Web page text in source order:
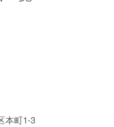
本町1-3